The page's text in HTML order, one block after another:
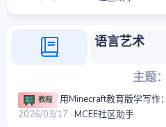
语言艺术
主题
教程
用Minecraft教育版学写作
2026/03/17 MCEE社区助手